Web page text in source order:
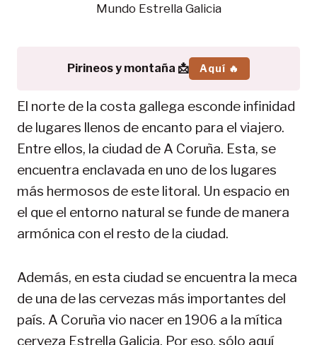
Mundo Estrella Galicia
Pirineos y montaña 📩 Aquí 🔥
El norte de la costa gallega esconde infinidad
de lugares llenos de encanto para el viajero.
Entre ellos, la ciudad de A Coruña. Esta, se
encuentra enclavada en uno de los lugares
más hermosos de este litoral. Un espacio en
el que el entorno natural se funde de manera
armónica con el resto de la ciudad.
Además, en esta ciudad se encuentra la meca
de una de las cervezas más importantes del
país. A Coruña vio nacer en 1906 a la mítica
cerveza Estrella Galicia. Por eso, sólo aquí